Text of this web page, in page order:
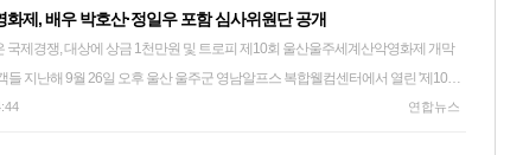
짓는 거다"라는 영화 속 대사가 각본이 아닌, 어르신들 입에서 자연스럽게 나왔다.
김민혁을 비롯해 민
동, 민우 친구 역의 김현섭 등이 출연해 농촌 속 사람들을 재현했다. 최 감독의 오랜
배 김현섭은 제작에도 도움을 줬다. 서사는 생사의 순환을 담고자 하는 최 감독의
량을 키울 수 있도록 단계별 맞춤 프로그램을 운영한다. EBS 측은 "올해는 그
술론적이고 존재론적인 질문을 가지고 관객들을 찾아가는 영화제가 될 것"이라고
의 색깔을 보여드리기 위해 열심히 준비했다"고 설명했다. 포즈 취하는 방찬
의 방찬이 6일 서울 여의도 콘래드 호텔에서 열린 미니앨범 'THIS & THAT' 발매 기
하고 있다. 2026.8.6 ryousanta@yna.co.kr 스트레이 키즈가 새 앨범을 내
'(DO IT) 이후 9개월 만이다. 오는 7일 오후 1시 발매되는 '디스 앤드
비상이 걸렸다. 여름철 대형 야외 공연이 줄 이은 가요계에선 혹시 모를 온열 질환
방 구역을 마련하거나 이온 음료 반입, 퇴장 후 재입장도 예외적으로 허용하기로
나섰다. 방송가에서도 날씨 상황에 따라 야외 대신 실내 촬영으로 전환하고, 일정
휴식을 취하게 하는 등 혹시 모를 사고에 대비하고 있다. ◇ 여름 야외 공연 폭
화제, 배우 박호산·정일우 포함 심사위원단 공개
상에 상금 1천만원 및 트로피 제10회 울산울주세계산악영화제 개막
서 열린 '제10회
화제'를 찾은 관람객들이 개막식을 지켜보는 모습. 2025.9.26 jjang23@yna.co.kr
연합뉴스